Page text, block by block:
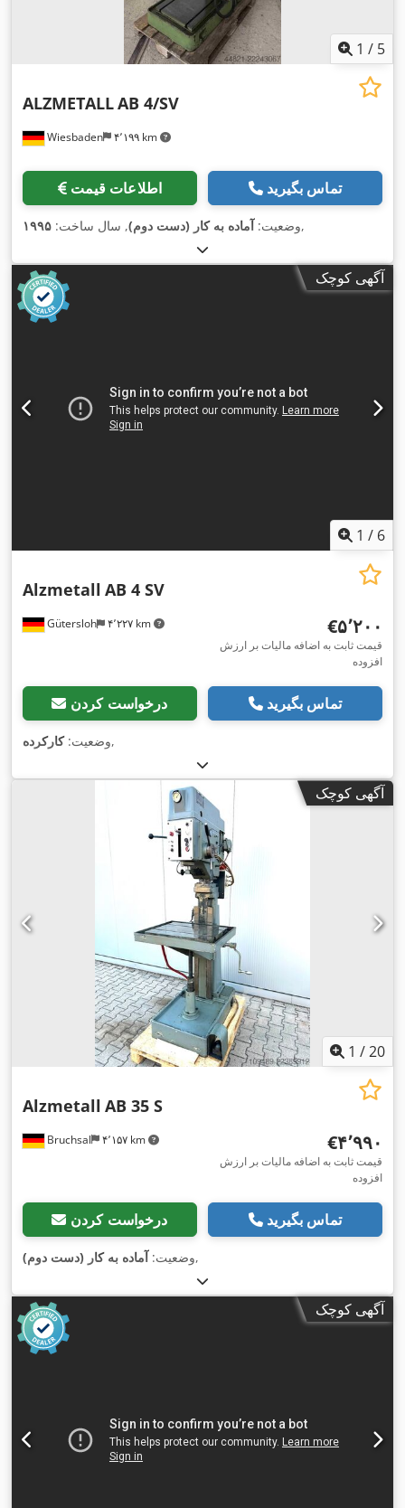
1 / 5
Wiesbaden ۴٬۱۹۹ km
ALZMETALLAB 4/SV
اطلاعات قیمت تماس بگیرید
وضعیت:آماده به کار (دست دوم), سال ساخت: ۱۹۹۵ ,
آگهی کوچک
1 / 6
Gütersloh ۴٬۲۲۷ km
Alzmetall AB 4 SV
‎€۵٬۲۰۰
قیمت ثابت به اضافه مالیات بر ارزش
افزوده
درخواست کردن تماس بگیرید
وضعیت:کارکرده ,
آگهی کوچک
1 /20
Bruchsal ۴٬۱۵۷ km
Alzmetall AB 35 S
‎€۴٬۹۹۰
قیمت ثابت به اضافه مالیات بر ارزش
افزوده
درخواست کردن تماس بگیرید
وضعیت:آماده به کار (دست دوم) ,
آگهی کوچک